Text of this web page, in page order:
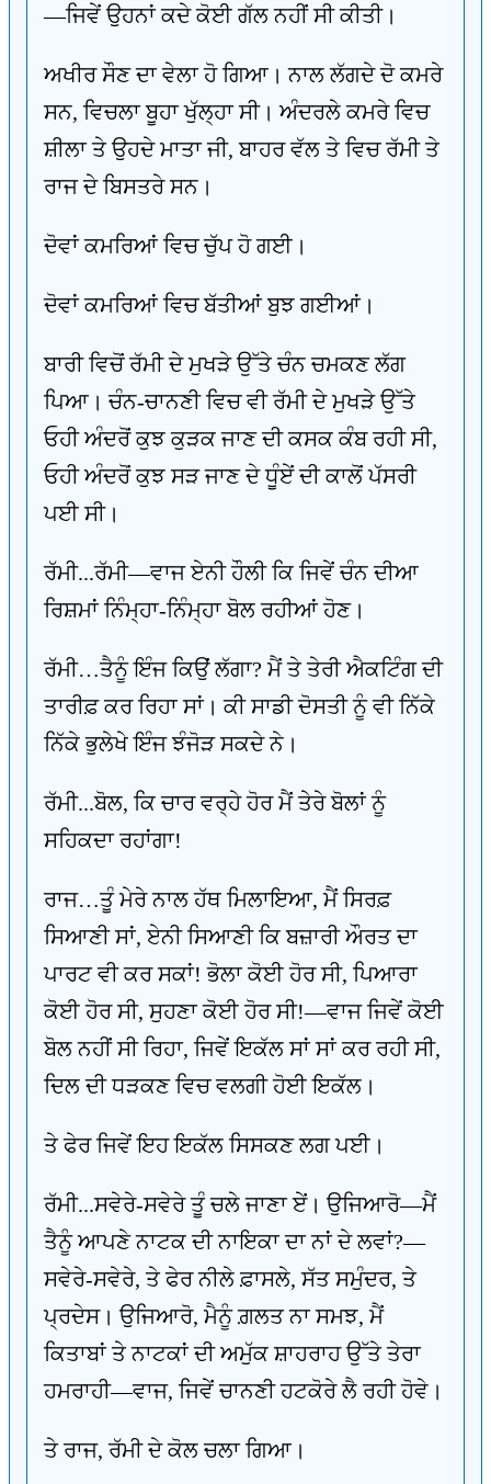
—ਜਿਵੇਂ ਉਹਨਾਂ ਕਦੇ ਕੋਈ ਗੱਲ ਨਹੀਂ ਸੀ ਕੀਤੀ।
ਅਖੀਰ ਸੌਣ ਦਾ ਵੇਲਾ ਹੋ ਗਿਆ। ਨਾਲ ਲੱਗਦੇ ਦੋ ਕਮਰੇ
ਸਨ, ਵਿਚਲਾ ਬੂਹਾ ਖੁੱਲ੍ਹਾ ਸੀ। ਅੰਦਰਲੇ ਕਮਰੇ ਵਿਚ
ਸ਼ੀਲਾ ਤੇ ਉਹਦੇ ਮਾਤਾ ਜੀ, ਬਾਹਰ ਵੱਲ ਤੇ ਵਿਚ ਰੱਮੀ ਤੇ
ਰਾਜ ਦੇ ਬਿਸਤਰੇ ਸਨ।
ਦੋਵਾਂ ਕਮਰਿਆਂ ਵਿਚ ਚੁੱਪ ਹੋ ਗਈ।
ਦੋਵਾਂ ਕਮਰਿਆਂ ਵਿਚ ਬੱਤੀਆਂ ਬੁਝ ਗਈਆਂ।
ਬਾਰੀ ਵਿਚੋਂ ਰੱਮੀ ਦੇ ਮੁਖੜੇ ਉੱਤੇ ਚੰਨ ਚਮਕਣ ਲੱਗ
ਪਿਆ। ਚੰਨ-ਚਾਨਣੀ ਵਿਚ ਵੀ ਰੱਮੀ ਦੇ ਮੁਖੜੇ ਉੱਤੇ
ਓਹੀ ਅੰਦਰੋਂ ਕੁਝ ਕੁੜਕ ਜਾਣ ਦੀ ਕਸਕ ਕੰਬ ਰਹੀ ਸੀ,
ਓਹੀ ਅੰਦਰੋਂ ਕੁਝ ਸੜ ਜਾਣ ਦੇ ਧੂੰਏਂ ਦੀ ਕਾਲੋਂ ਪੱਸਰੀ
ਪਈ ਸੀ।
ਰੱਮੀ...ਰੱਮੀ—ਵਾਜ ਏਨੀ ਹੌਲੀ ਕਿ ਜਿਵੇਂ ਚੰਨ ਦੀਆ
ਰਿਸ਼ਮਾਂ ਨਿੰਮ੍ਹਾ-ਨਿੰਮ੍ਹਾ ਬੋਲ ਰਹੀਆਂ ਹੋਣ।
ਰੱਮੀ…ਤੈਨੂੰ ਇੰਜ ਕਿਉਂ ਲੱਗਾ? ਮੈਂ ਤੇ ਤੇਰੀ ਐਕਟਿੰਗ ਦੀ
ਤਾਰੀਫ਼ ਕਰ ਰਿਹਾ ਸਾਂ। ਕੀ ਸਾਡੀ ਦੋਸਤੀ ਨੂੰ ਵੀ ਨਿੱਕੇ
ਨਿੱਕੇ ਭੁਲੇਖੇ ਇੰਜ ਝੰਜੋੜ ਸਕਦੇ ਨੇ।
ਰੱਮੀ...ਬੋਲ, ਕਿ ਚਾਰ ਵਰ੍ਹੇ ਹੋਰ ਮੈਂ ਤੇਰੇ ਬੋਲਾਂ ਨੂੰ
ਸਹਿਕਦਾ ਰਹਾਂਗਾ!
ਰਾਜ…ਤੂੰ ਮੇਰੇ ਨਾਲ ਹੱਥ ਮਿਲਾਇਆ, ਮੈਂ ਸਿਰਫ਼
ਸਿਆਣੀ ਸਾਂ, ਏਨੀ ਸਿਆਣੀ ਕਿ ਬਜ਼ਾਰੀ ਔਰਤ ਦਾ
ਪਾਰਟ ਵੀ ਕਰ ਸਕਾਂ! ਭੋਲਾ ਕੋਈ ਹੋਰ ਸੀ, ਪਿਆਰਾ
ਕੋਈ ਹੋਰ ਸੀ, ਸੁਹਣਾ ਕੋਈ ਹੋਰ ਸੀ!—ਵਾਜ ਜਿਵੇਂ ਕੋਈ
ਬੋਲ ਨਹੀਂ ਸੀ ਰਿਹਾ, ਜਿਵੇਂ ਇਕੱਲ ਸਾਂ ਸਾਂ ਕਰ ਰਹੀ ਸੀ,
ਦਿਲ ਦੀ ਧੜਕਣ ਵਿਚ ਵਲਗੀ ਹੋਈ ਇਕੱਲ।
ਤੇ ਫੇਰ ਜਿਵੇਂ ਇਹ ਇਕੱਲ ਸਿਸਕਣ ਲਗ ਪਈ।
ਰੱਮੀ...ਸਵੇਰੇ-ਸਵੇਰੇ ਤੂੰ ਚਲੇ ਜਾਣਾ ਏਂ। ਉਜਿਆਰੋ—ਮੈਂ
ਤੈਨੂੰ ਆਪਣੇ ਨਾਟਕ ਦੀ ਨਾਇਕਾ ਦਾ ਨਾਂ ਦੇ ਲਵਾਂ?—
ਸਵੇਰੇ-ਸਵੇਰੇ, ਤੇ ਫੇਰ ਨੀਲੇ ਫ਼ਾਸਲੇ, ਸੱਤ ਸਮੁੰਦਰ, ਤੇ
ਪ੍ਰਦੇਸ। ਉਜਿਆਰੋ, ਮੈਨੂੰ ਗ਼ਲਤ ਨਾ ਸਮਝ, ਮੈਂ
ਕਿਤਾਬਾਂ ਤੇ ਨਾਟਕਾਂ ਦੀ ਅਮੁੱਕ ਸ਼ਾਹਰਾਹ ਉੱਤੇ ਤੇਰਾ
ਹਮਰਾਹੀ—ਵਾਜ, ਜਿਵੇਂ ਚਾਨਣੀ ਹਟਕੋਰੇ ਲੈ ਰਹੀ ਹੋਵੇ।
ਤੇ ਰਾਜ, ਰੱਮੀ ਦੇ ਕੋਲ ਚਲਾ ਗਿਆ।